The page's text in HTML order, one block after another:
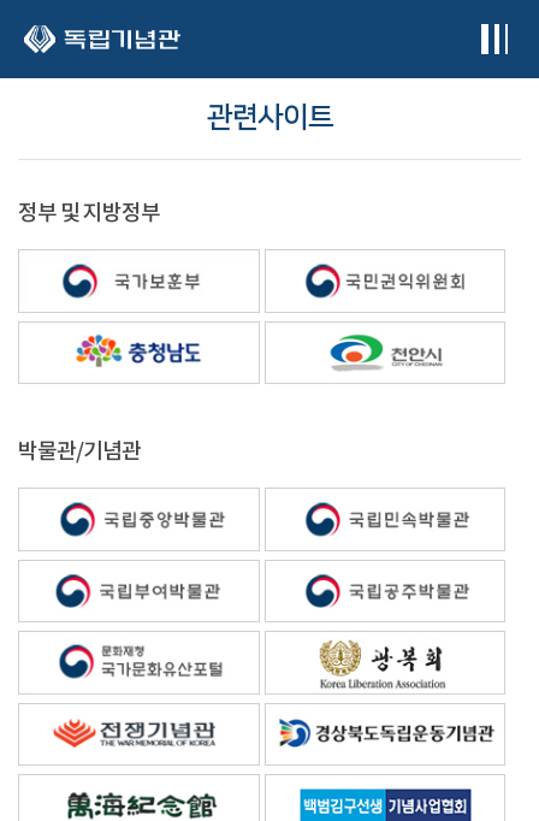
관련사이트
정부 및 지방정부
박물관/기념관